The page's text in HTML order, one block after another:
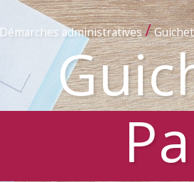
Démarches administratives/